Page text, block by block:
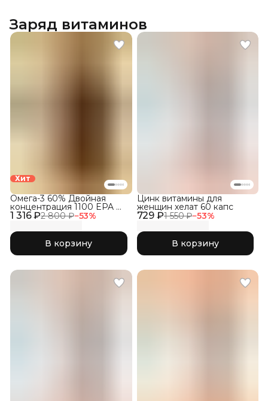
Заряд витаминов
Хит
1 316 ₽2 800 ₽−53%
Омега-3 60% Двойная
концентрация 1100 EPA &
DHA, 120 капсул
В корзину
729 ₽1 550 ₽−53%
Цинк витамины для
женщин хелат 60 капс
В корзину